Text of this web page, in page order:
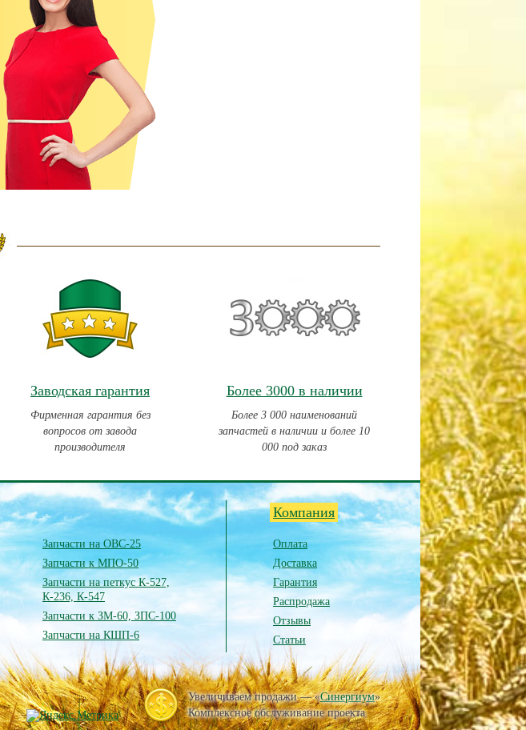
Заводская гарантия
Фирменная гарантия без
вопросов от завода
производителя
Более 3000 в наличии
Более 3 000 наименований
запчастей в наличии и более 10
000 под заказ
Запчасти на ОВС-25
Запчасти к МПО-50
Запчасти на петкус К-527,
К-236, К-547
Запчасти к ЗМ-60, ЗПС-100
Запчасти на КШП-6
Компания
Оплата
Доставка
Гарантия
Распродажа
Отзывы
Статьи
Увеличиваем продажи — «Синергиум»
Комплексное обслуживание проекта